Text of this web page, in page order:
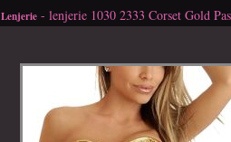
Lenjerie - lenjerie 1030 2333 Corset Gold